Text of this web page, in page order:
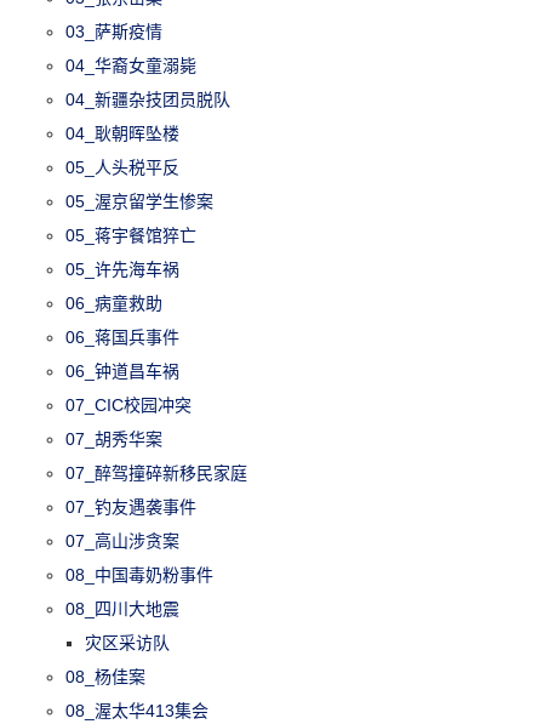
03_萨斯疫情
04_华裔女童溺毙
04_新疆杂技团员脱队
04_耿朝晖坠楼
05_人头税平反
05_渥京留学生惨案
05_蒋宇餐馆猝亡
05_许先海车祸
06_病童救助
06_蒋国兵事件
06_钟道昌车祸
07_CIC校园冲突
07_胡秀华案
07_醉驾撞碎新移民家庭
07_钓友遇袭事件
07_高山涉贪案
08_中国毒奶粉事件
08_四川大地震
灾区采访队
08_杨佳案
08_渥太华413集会